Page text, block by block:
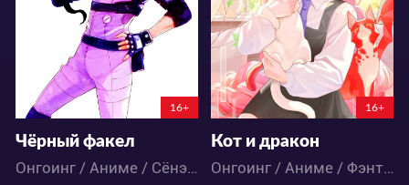
24 11
7:4:38:50
16+
Чёрный факел
Онгоинг / Аниме / Сёнэн / Экшен
56 33
7:3:56:50
16+
Кот и дракон
Онгоинг / Аниме / Фэнтези